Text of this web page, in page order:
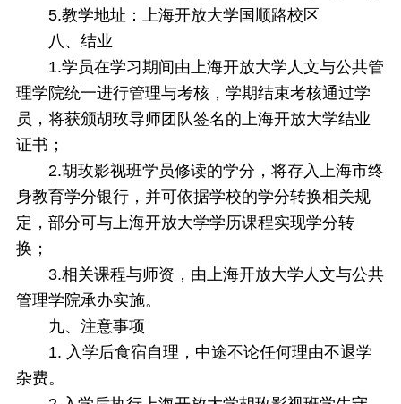
5.教学地址：上海开放大学国顺路校区
八、 结业
1.学员在学习期间由上海开放大学人文与公共管
理学院统一进行管理与考核，学期结束考核通过学
员，将获颁胡玫导师团队签名的上海开放大学结业
证书；
2.胡玫影视班学员修读的学分，将存入上海市终
身教育学分银行，并可依据学校的学分转换相关规
定，部分可与上海开放大学学历课程实现学分转
换；
3.相关课程与师资，由上海开放大学人文与公共
管理学院承办实施。
九、 注意事项
1. 入学后食宿自理，中途不论任何理由不退学
杂费。